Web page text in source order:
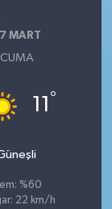
MART
CUMA
11 °
%60
22 km/h